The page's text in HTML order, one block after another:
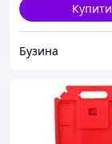
Купити
Бузина